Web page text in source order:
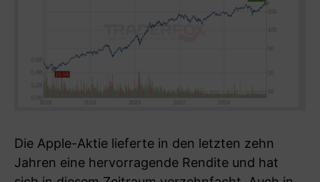
Die Apple-Aktie lieferte in den letzten zehn
Jahren eine hervorragende Rendite und hat